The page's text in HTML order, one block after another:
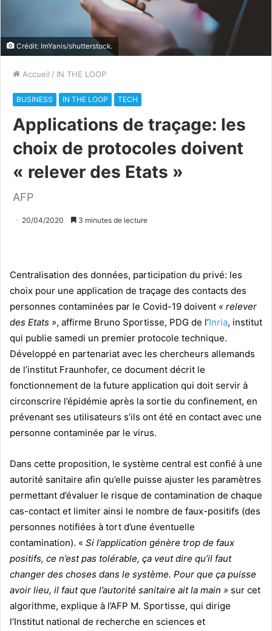
Crédit: ImYanis/shutterstock.
Accueil / IN THE LOOP
BUSINESS IN THE LOOP TECH
Applications de traçage: les
choix de protocoles doivent
« relever des Etats »
AFP
20/04/2020 3 minutes de lecture
Centralisation des données, participation du privé: les
choix pour une application de traçage des contacts des
personnes contaminées par le Covid-19 doivent « relever
des Etats », affirme Bruno Sportisse, PDG de l’Inria, institut
qui publie samedi un premier protocole technique.
Développé en partenariat avec les chercheurs allemands
de l’institut Fraunhofer, ce document décrit le
fonctionnement de la future application qui doit servir à
circonscrire l’épidémie après la sortie du confinement, en
prévenant ses utilisateurs s’ils ont été en contact avec une
personne contaminée par le virus.
Dans cette proposition, le système central est confié à une
autorité sanitaire afin qu’elle puisse ajuster les paramètres
permettant d’évaluer le risque de contamination de chaque
cas-contact et limiter ainsi le nombre de faux-positifs (des
personnes notifiées à tort d’une éventuelle
contamination). « Si l’application génère trop de faux
positifs, ce n’est pas tolérable, ça veut dire qu’il faut
changer des choses dans le système. Pour que ça puisse
avoir lieu, il faut que l’autorité sanitaire ait la main » sur cet
algorithme, explique à l’AFP M. Sportisse, qui dirige
l’Institut national de recherche en sciences et